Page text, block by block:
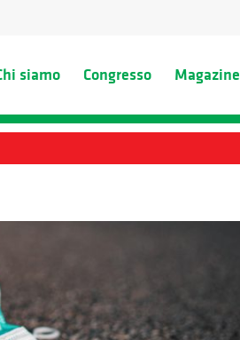
siamo Congresso Magazine